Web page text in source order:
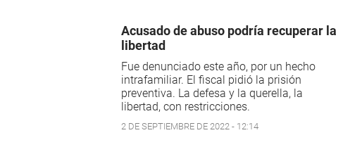
Acusado de abuso podría recuperar la
libertad
Fue denunciado este año, por un hecho
intrafamiliar. El fiscal pidió la prisión
preventiva. La defesa y la querella, la
libertad, con restricciones.
2 DE SEPTIEMBRE DE 2022 - 12:14